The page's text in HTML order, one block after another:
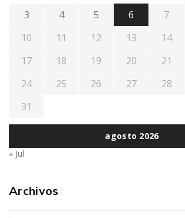
agosto 2026
3
4 5 6 7
10
11 12 13 14
17
18 19 20 21
24
25 26 27 28
31
« Jul
Archivos